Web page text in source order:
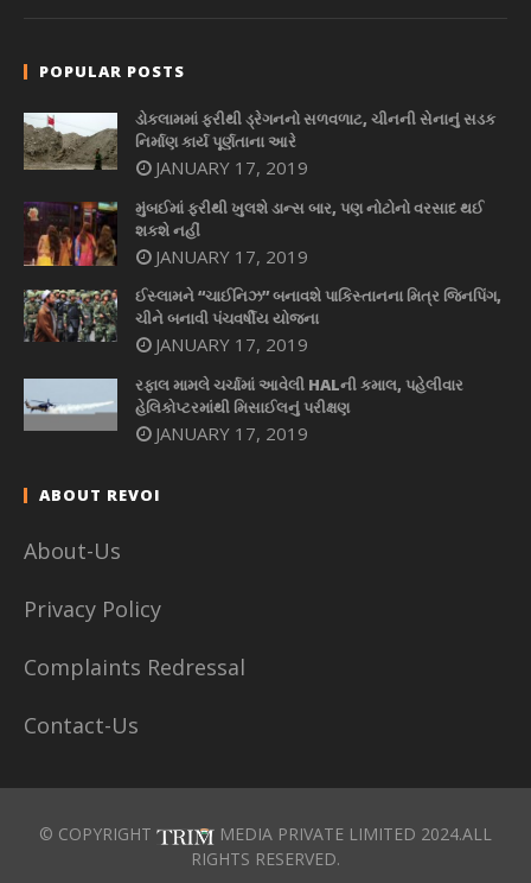
POPULAR POSTS
ડોકલામમાં ફરીથી ડ્રેગનનો સળવળાટ, ચીનની સેનાનું સડક
નિર્માણ કાર્ય પૂર્ણતાના આરે
JANUARY 17, 2019
મુંબઈમાં ફરીથી ખુલશે ડાન્સ બાર, પણ નોટોનો વરસાદ થઈ
શકશે નહીં
JANUARY 17, 2019
ઈસ્લામને “ચાઈનિઝ” બનાવશે પાકિસ્તાનના મિત્ર જિનપિંગ,
ચીને બનાવી પંચવર્ષીય યોજના
JANUARY 17, 2019
રફાલ મામલે ચર્ચામાં આવેલી HALની કમાલ, પહેલીવાર
હેલિકોપ્ટરમાંથી મિસાઈલનું પરીક્ષણ
JANUARY 17, 2019
ABOUT REVOI
About-Us
Privacy Policy
Complaints Redressal
Contact-Us
© COPYRIGHT
MEDIA PRIVATE LIMITED 2024.ALL
RIGHTS RESERVED.